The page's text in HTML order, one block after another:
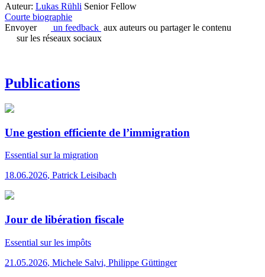
Auteur: Lukas Rühli Senior Fellow
Courte biographie
Envoyer
un feedback aux auteurs ou partager le contenu
sur les réseaux sociaux
Publications
Une gestion efficiente de l’immigration
Essential sur la migration
18.06.2026, Patrick Leisibach
Jour de libération fiscale
Essential sur les impôts
21.05.2026, Michele Salvi, Philippe Güttinger